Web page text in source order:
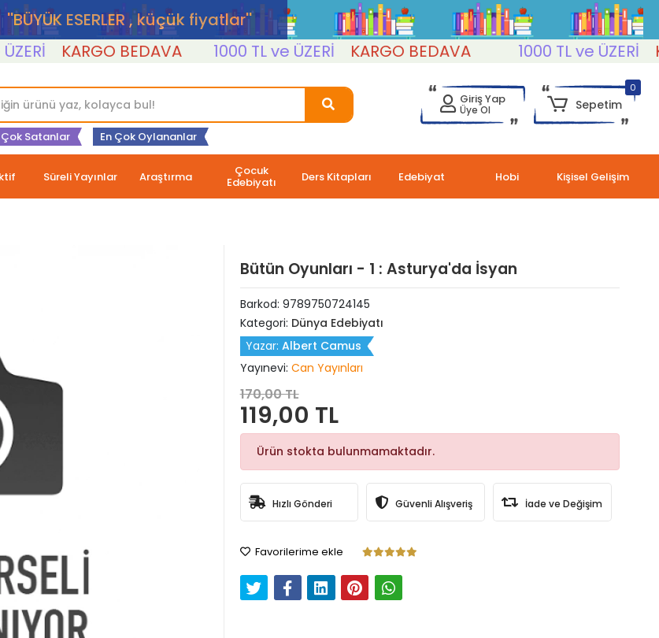
''BÜYÜK ESERLER , küçük fiyatlar''
KARGO BEDAVA 1000 TL ve ÜZERİ KARGO BEDAVA 1000 TL ve ÜZERİ
Çok Satanlar En Çok Oylananlar
Giriş Yap
Üye Ol
0
Sepetim
Süreli Yayınlar Araştırma Çocuk
Edebiyatı Ders Kitapları Edebiyat Hobi Kişisel Gelişim
Bütün Oyunları - 1 : Asturya'da İsyan
Barkod: 9789750724145
Kategori: Dünya Edebiyatı
Yazar: Albert Camus
Yayınevi: Can Yayınları
170,00 TL
119,00 TL
Ürün stokta bulunmamaktadır.
Hızlı Gönderi Güvenli Alışveriş İade ve Değişim
Favorilerime ekle